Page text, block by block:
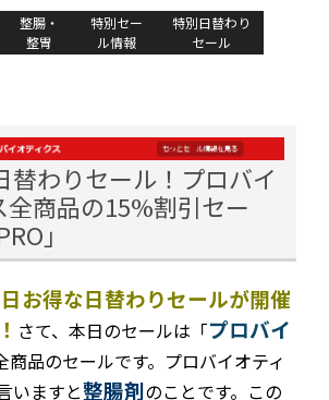
整腸・
整胃
特別セー
ル情報
特別日替わり
セール
替わりセール！プロバイ
全商品の15%割引セー
」
お得な日替わりセールが開催
さて、本日のセールは「プロバイ
商品のセールです。プロバイオティ
いますと整腸剤のことです。この